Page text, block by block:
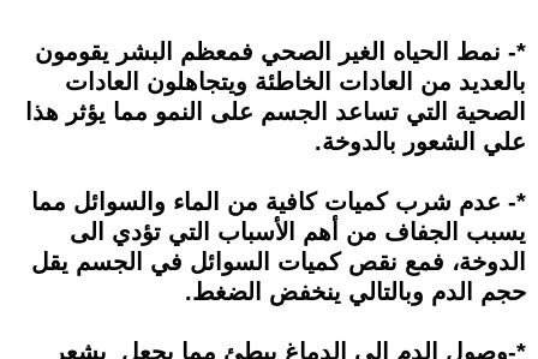
*- نمط الحياه الغير الصحي فمعظم البشر يقومون
بالعديد من العادات الخاطئة ويتجاهلون العادات
الصحية التي تساعد الجسم على النمو مما يؤثر هذا
علي الشعور بالدوخة.
*- عدم شرب كميات كافية من الماء والسوائل مما
يسبب الجفاف من أهم الأسباب التي تؤدي الى
الدوخة، فمع نقص كميات السوائل في الجسم يقل
حجم الدم وبالتالي ينخفض الضغط.
*-وصول الدم الى الدماغ ببطئ مما يجعل يشعر